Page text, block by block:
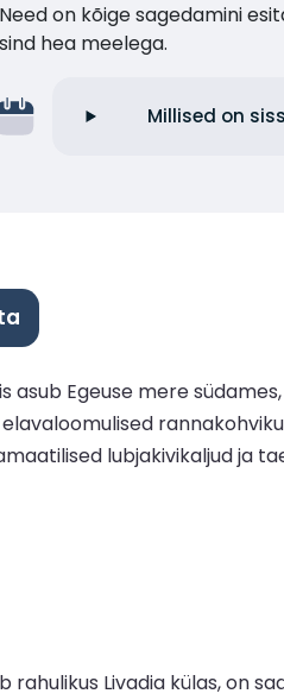
Need on kõige sagedamini
sind hea meelega.
Millised on
asub Egeuse mere
lubjakivikaljud ja
rahulikus Livadia külas, on